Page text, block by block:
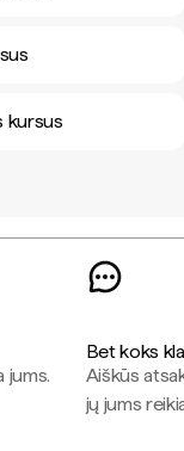
kursus
jums.
Bet koks
Aiškūs
jų jums